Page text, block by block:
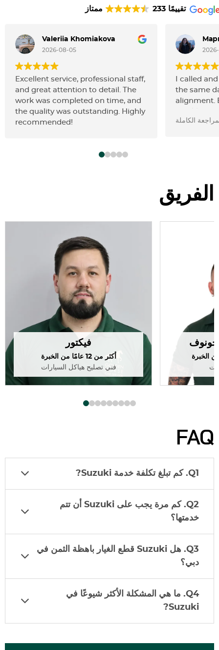
ممتاز 233 تقييمًا
Valeriia Khomiakova
2026-08-05
Excellent service, professional staff,
and great attention to detail. The
work was completed on time, and
the quality was outstanding. Highly
recommended!
I called
the same
alignment.
prices are
الكاملة
الفريق
فيكتور
أكثر من 12 عامًا من الخبرة
فني تصليح هياكل السيارات
FAQ
Q1. كم تبلغ تكلفة خدمة Suzuki
?
Q2. كم مرة يجب على Suzuki أن تتم
خدمتها؟
Q3. هل Suzuki قطع الغيار باهظة الثمن في
دبي؟
Q4. ما هي المشكلة الأكثر شيوعًا في
Suzuki
?